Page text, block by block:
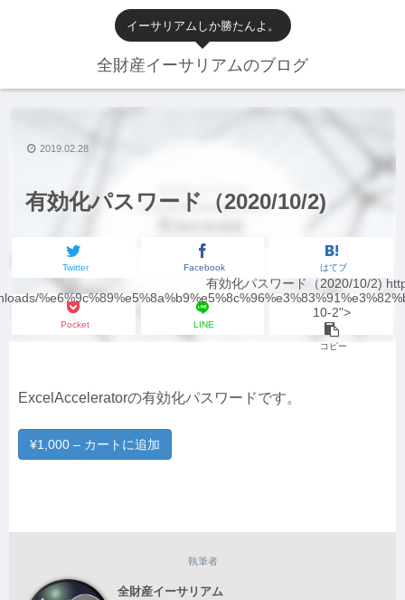
イーサリアムしか勝たんよ。
全財産イーサリアムのブログ
有効化パスワード（2020/10/2)
Twitter Facebook はてブ
Pocket LINE
有効化パスワード（2020/10/2)
10-2">
コピー
2019.02.28
ExcelAcceleratorの有効化パスワードです。
¥1,000 – カートに追加
執筆者
全財産イーサリアム